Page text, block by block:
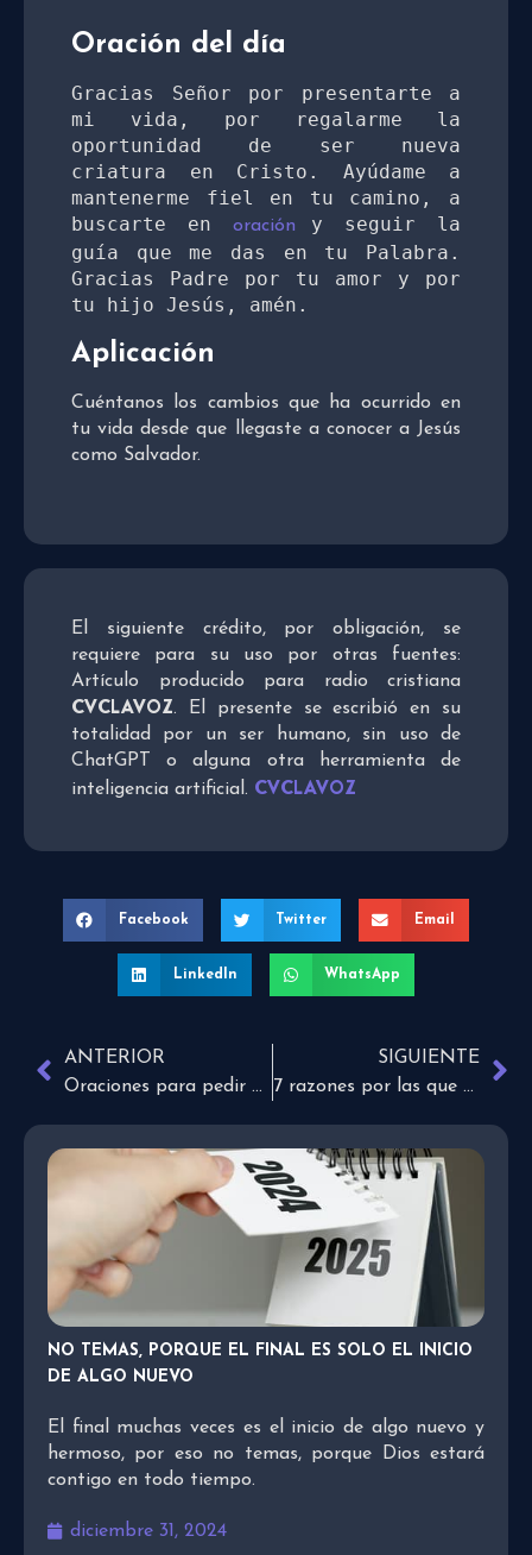
Oración del día
Gracias Señor por presentarte a
mi vida, por regalarme la
oportunidad de ser nueva
criatura en Cristo. Ayúdame a
mantenerme fiel en tu camino, a
buscarte en oración y seguir la
guía que me das en tu Palabra.
Gracias Padre por tu amor y por
tu hijo Jesús, amén.
Aplicación
Cuéntanos los cambios que ha ocurrido en
tu vida desde que llegaste a conocer a Jesús
como Salvador.
El siguiente crédito, por obligación, se
requiere para su uso por otras fuentes:
Artículo producido para radio cristiana
CVCLAVOZ. El presente se escribió en su
totalidad por un ser humano, sin uso de
ChatGPT o alguna otra herramienta de
inteligencia artificial. CVCLAVOZ
Facebook Twitter Email
LinkedIn WhatsApp
ANTERIOR
Oraciones para pedir perdón a alguien
SIGUIENTE
7 razones por las que el chisme destruye a la Iglesia
NO TEMAS, PORQUE EL FINAL ES SOLO EL INICIO
DE ALGO NUEVO
El final muchas veces es el inicio de algo nuevo y
hermoso, por eso no temas, porque Dios estará
contigo en todo tiempo.
diciembre 31, 2024